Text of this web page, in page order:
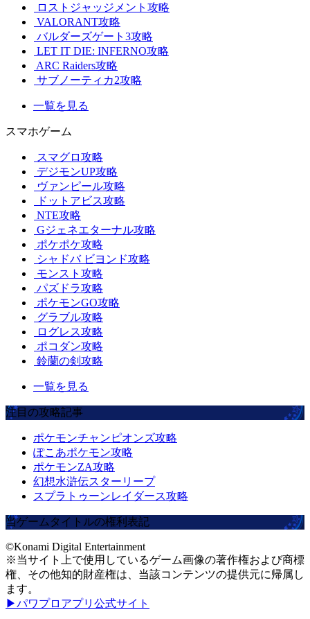
ロストジャッジメント攻略
VALORANT攻略
バルダーズゲート3攻略
LET IT DIE: INFERNO攻略
ARC Raiders攻略
サブノーティカ2攻略
一覧を見る
スマホゲーム
スマグロ攻略
デジモンUP攻略
ヴァンピール攻略
ドットアビス攻略
NTE攻略
Gジェネエターナル攻略
ポケポケ攻略
シャドバ ビヨンド攻略
モンスト攻略
パズドラ攻略
ポケモンGO攻略
グラブル攻略
ログレス攻略
ポコダン攻略
鈴蘭の剣攻略
一覧を見る
注目の攻略記事
ポケモンチャンピオンズ攻略
ぽこあポケモン攻略
ポケモンZA攻略
幻想水滸伝スターリープ
スプラトゥーンレイダース攻略
当ゲームタイトルの権利表記
©Konami Digital Entertainment
※当サイト上で使用しているゲーム画像の著作権および商標
権、その他知的財産権は、当該コンテンツの提供元に帰属し
ます。
▶パワプロアプリ公式サイト